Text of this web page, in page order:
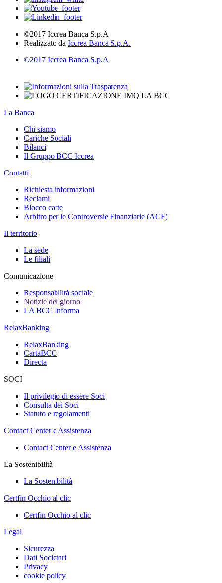
©2017 Iccrea Banca S.p.A
Realizzato da Iccrea Banca S.p.A.
©2017 Iccrea Banca S.p.A
La Banca
Chi siamo
Cariche Sociali
Bilanci
Il Gruppo BCC Iccrea
Contatti
Richiesta informazioni
Reclami
Blocco carte
Arbitro per le Controversie Finanziarie (ACF)
Il territorio
La sede
Le filiali
Comunicazione
Responsabilità sociale
Notizie del giorno
LA BCC Informa
RelaxBanking
RelaxBanking
CartaBCC
Directa
SOCI
Il privilegio di essere Soci
Consulta dei Soci
Statuto e regolamenti
Contact Center e Assistenza
Contact Center e Assistenza
La Sostenibilità
La Sostenibilità
Certfin Occhio al clic
Certfin Occhio al clic
Legal
Sicurezza
Dati Societari
Privacy
cookie policy